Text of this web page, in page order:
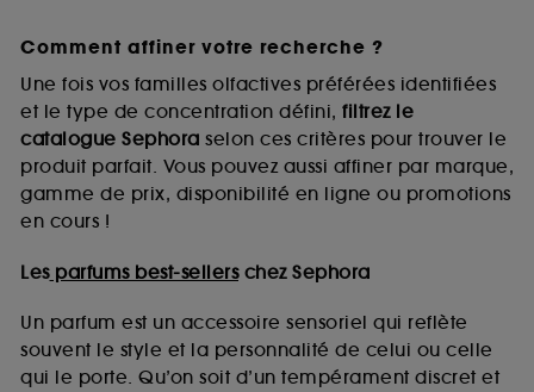
Comment affiner votre recherche ?
Une fois vos familles olfactives préférées identifiées
et le type de concentration défini, filtrez le
catalogue Sephora selon ces critères pour trouver le
produit parfait. Vous pouvez aussi affiner par marque,
gamme de prix, disponibilité en ligne ou promotions
en cours !
Lesparfums best-sellerschez Sephora
Un parfum est un accessoire sensoriel qui reflète
souvent le style et la personnalité de celui ou celle
qui le porte. Qu’on soit d’un tempérament discret et